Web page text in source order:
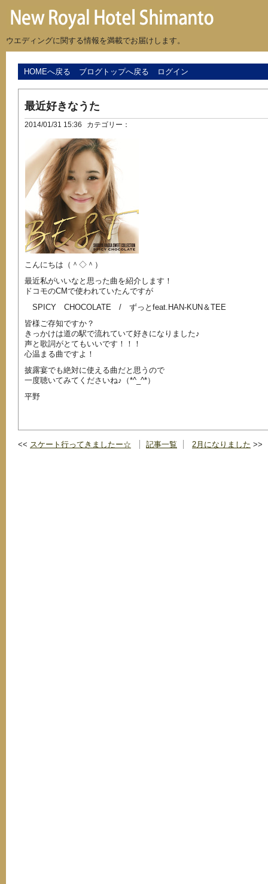
ウエディングに関する情報を満載でお届けします。
HOMEへ戻る ブログトップへ戻る ログイン
最近好きなうた
2014/01/31 15:36 カテゴリー：
こんにちは（＾◇＾）
最近私がいいなと思った曲を紹介します！
ドコモのCMで使われていたんですが
SPICY CHOCOLATE / ずっとfeat.HAN-KUN＆TEE
皆様ご存知ですか？
きっかけは道の駅で流れていて好きになりました♪
声と歌詞がとてもいいです！！！
心温まる曲ですよ！
披露宴でも絶対に使える曲だと思うので
一度聴いてみてくださいね♪（*^_^*）
平野
スケート行ってきましたー☆ 記事一覧 2月になりました